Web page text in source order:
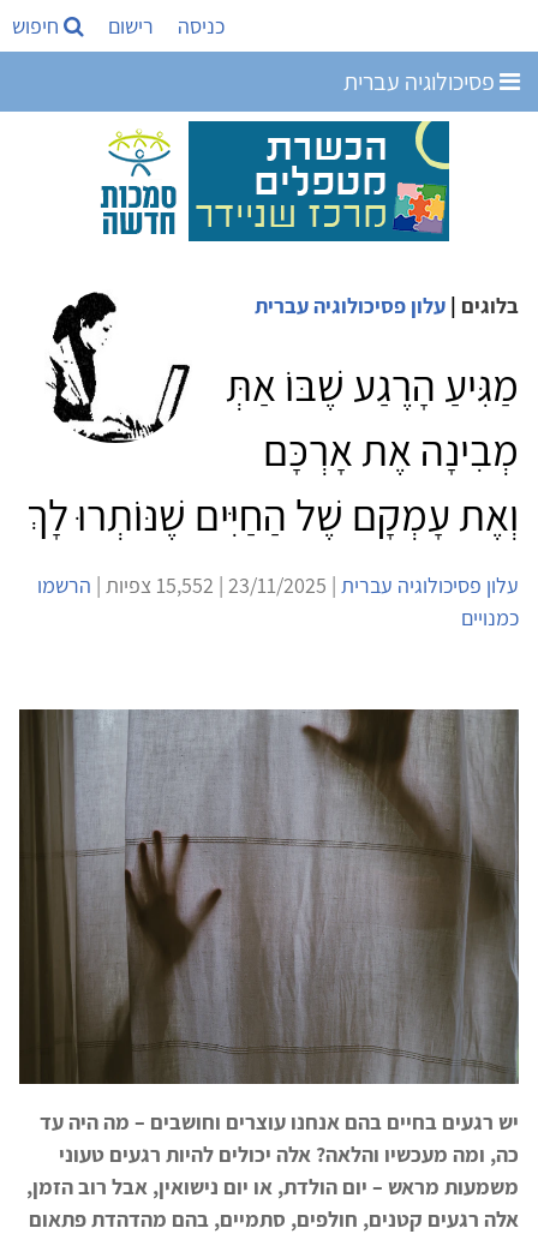
כניסה רישום חיפוש
פסיכולוגיה עברית
בלוגים | עלון פסיכולוגיה עברית
מַגִּיעַ הָרֶגַע שֶׁבּוֹ אַתְּ
מְבִינָה אֶת אָרְכָּם
וְאֶת עָמְקָם שֶׁל הַחַיִּים שֶׁנּוֹתְרוּ לָךְ
עלון פסיכולוגיה עברית | 23/11/2025 | 15,552 צפיות |
הרשמו
כמנויים
יש רגעים בחיים בהם אנחנו עוצרים וחושבים – מה היה עד
כה, ומה מעכשיו והלאה? אלה יכולים להיות רגעים טעוני
משמעות מראש – יום הולדת, או יום נישואין, אבל רוב הזמן,
אלה רגעים קטנים, חולפים, סתמיים, בהם מהדהדת פתאום